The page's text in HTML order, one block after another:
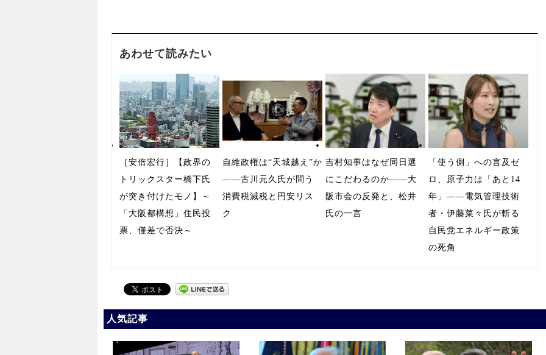
あわせて読みたい
［安倍宏行］【政界の
トリックスター橋下氏
が突き付けたモノ】～
「大阪都構想」住民投
票、僅差で否決～
自維政権は“天城越え”か
――古川元久氏が問う
消費税減税と円安リス
ク
吉村知事はなぜ同日選
にこだわるのか――大
阪市会の反発と、松井
氏の一言
「使う側」への言及ゼ
ロ、原子力は「あと14
年」――電気管理技術
者・伊藤菜々氏が斬る
自民党エネルギー政策
の死角
人気記事